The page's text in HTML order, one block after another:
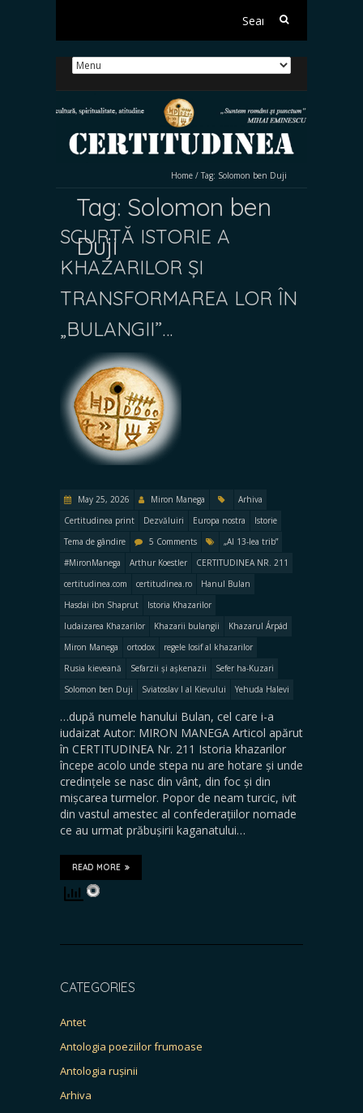
Search
Home / Tag: Solomon ben Duji
Tag: Solomon ben
Duji
SCURTĂ ISTORIE A
KHAZARILOR ȘI
TRANSFORMAREA LOR ÎN
„BULANGII”…
May 25, 2026 Miron Manega
Arhiva
Certitudinea print
Dezvăluiri Europa nostra
Istorie
Tema de gândire
5 Comments
„Al 13-lea trib”
#MironManega
Arthur Koestler
CERTITUDINEA NR. 211
certitudinea.com
certitudinea.ro
Hanul Bulan
Hasdai ibn Shaprut
Istoria Khazarilor
Iudaizarea Khazarilor
Khazarii bulangii
Khazarul Árpád
Miron Manega
ortodox
regele Iosif al khazarilor
Rusia kieveană
Sefarzii și așkenazii
Sefer ha-Kuzari
Solomon ben Duji
Sviatoslav I al Kievului Yehuda Halevi
…după numele hanului Bulan, cel care i-a
iudaizat Autor: MIRON MANEGA Articol apărut
în CERTITUDINEA Nr. 211 Istoria khazarilor
începe acolo unde stepa nu are hotare și unde
credințele se nasc din vânt, din foc și din
mișcarea turmelor. Popor de neam turcic, ivit
din vastul amestec al confederațiilor nomade
ce au urmat prăbușirii kaganatului…
READ MORE
CATEGORIES
Antet
Antologia poeziilor frumoase
Antologia rușinii
Arhiva